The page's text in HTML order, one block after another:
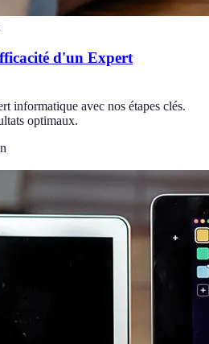
d'un Expert
informatique avec nos étapes clés.
optimaux.